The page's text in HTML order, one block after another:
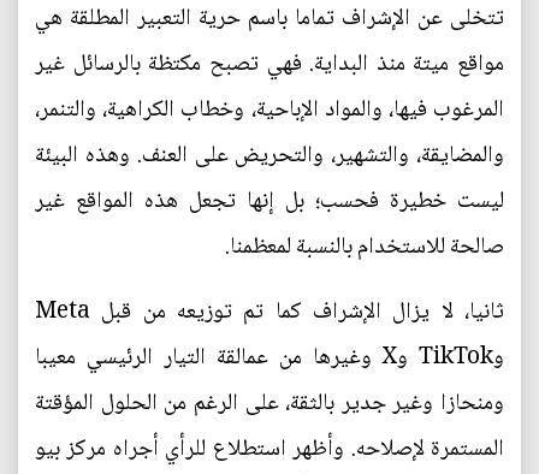
تتخلى عن الإشراف تماما باسم حرية التعبير المطلقة هي
مواقع ميتة منذ البداية. فهي تصبح مكتظة بالرسائل غير
المرغوب فيها، والمواد الإباحية، وخطاب الكراهية، والتنمر،
والمضايقة، والتشهير، والتحريض على العنف. وهذه البيئة
ليست خطيرة فحسب؛ بل إنها تجعل هذه المواقع غير
صالحة للاستخدام بالنسبة لمعظمنا.
ثانيا، لا يزال الإشراف كما تم توزيعه من قبل Meta
وTikTok وX وغيرها من عمالقة التيار الرئيسي معيبا
ومنحازا وغير جدير بالثقة، على الرغم من الحلول المؤقتة
المستمرة لإصلاحه. وأظهر استطلاع للرأي أجراه مركز بيو